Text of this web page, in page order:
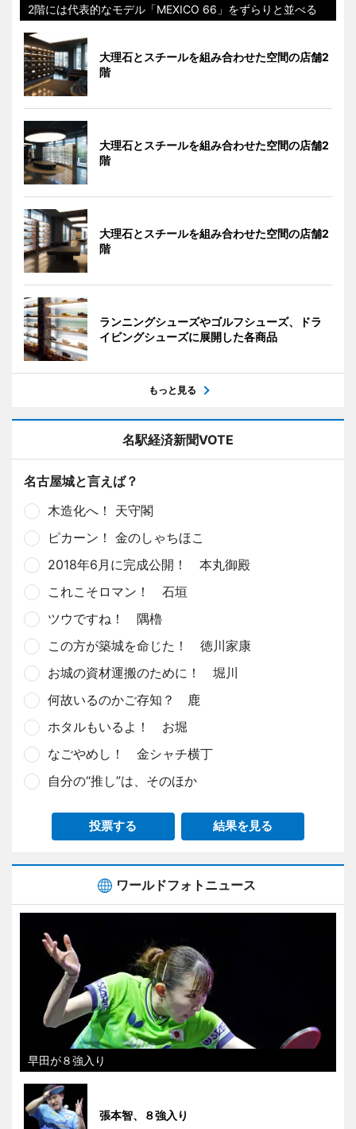
2階には代表的なモデル「MEXICO 66」をずらりと並べる
大理石とスチールを組み合わせた空間の店舗2
階
大理石とスチールを組み合わせた空間の店舗2
階
大理石とスチールを組み合わせた空間の店舗2
階
ランニングシューズやゴルフシューズ、ドラ
イビングシューズに展開した各商品
もっと見る
名駅経済新聞VOTE
名古屋城と言えば？
木造化へ！ 天守閣
ピカーン！ 金のしゃちほこ
2018年6月に完成公開！ 本丸御殿
これこそロマン！ 石垣
ツウですね！ 隅櫓
この方が築城を命じた！ 徳川家康
お城の資材運搬のために！ 堀川
何故いるのかご存知？ 鹿
ホタルもいるよ！ お堀
なごやめし！ 金シャチ横丁
自分の“推し”は、そのほか
投票する 結果を見る
ワールドフォトニュース
早田が８強入り
張本智、８強入り